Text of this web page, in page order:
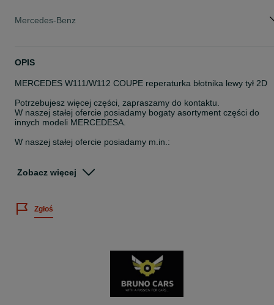
Mercedes-Benz
OPIS
MERCEDES W111/W112 COUPE reperaturka błotnika lewy tył 2D
Potrzebujesz więcej części, zapraszamy do kontaktu.
W naszej stałej ofercie posiadamy bogaty asortyment części do
innych modeli MERCEDESA.
W naszej stałej ofercie posiadamy m.in.:
- fartuchy/ kielichy błotników przednich
- reperaturki/ korytka drzwi przód i tył
- pas przedni dolny
- podłużnice/ wzmocnienie ramy
- zderzaki/ mocowania zderzaka
Zobacz więcej
Zgłoś